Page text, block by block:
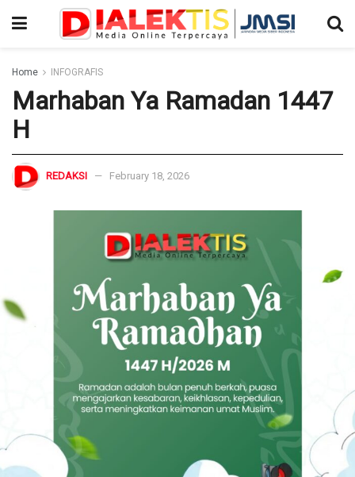
Home INFOGRAFIS
Marhaban Ya Ramadan 1447
H
REDAKSI February 18, 2026